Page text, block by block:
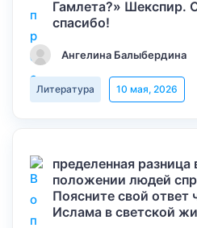
Гамлета?» Шекспир.
спасибо!
Ангелина Балыбердина
Литература 10 мая, 2026
пределенная
положении людей
Поясните свой ответ
Ислама в светской